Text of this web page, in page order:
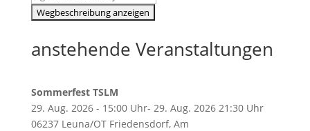
anstehende Veranstaltungen
Sommerfest TSLM
29. Aug. 2026 - 15:00 Uhr- 29. Aug. 2026 21:30 Uhr
06237 Leuna/OT Friedensdorf, Am